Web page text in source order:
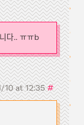
다.. ㅠㅠb
10 at 12:35#